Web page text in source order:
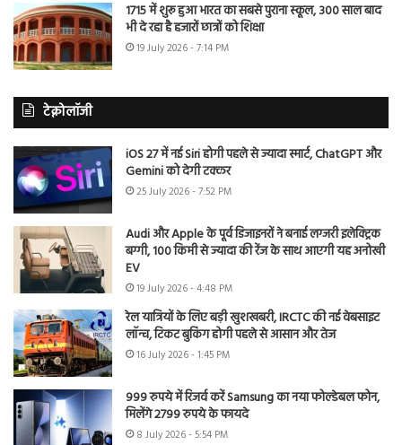
1715 में शुरू हुआ भारत का सबसे पुराना स्कूल, 300 साल बाद
भी दे रहा है हजारों छात्रों को शिक्षा
19 July 2026 - 7:14 PM
टेक्नोलॉजी
iOS 27 में नई Siri होगी पहले से ज्यादा स्मार्ट, ChatGPT और
Gemini को देगी टक्कर
25 July 2026 - 7:52 PM
Audi और Apple के पूर्व डिजाइनरों ने बनाई लग्जरी इलेक्ट्रिक
बग्गी, 100 किमी से ज्यादा की रेंज के साथ आएगी यह अनोखी
EV
19 July 2026 - 4:48 PM
रेल यात्रियों के लिए बड़ी खुशखबरी, IRCTC की नई वेबसाइट
लॉन्च, टिकट बुकिंग होगी पहले से आसान और तेज
16 July 2026 - 1:45 PM
999 रुपये में रिजर्व करें Samsung का नया फोल्डेबल फोन,
मिलेंगे 2799 रुपये के फायदे
8 July 2026 - 5:54 PM